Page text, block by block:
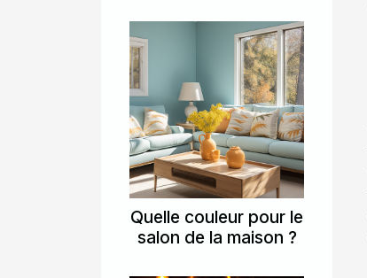
Quelle couleur pour le
salon de la maison ?